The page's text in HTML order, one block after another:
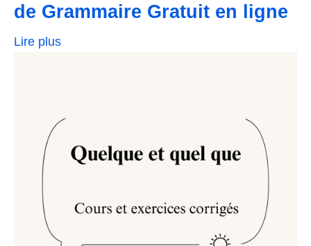
de Grammaire Gratuit en ligne
Lire plus